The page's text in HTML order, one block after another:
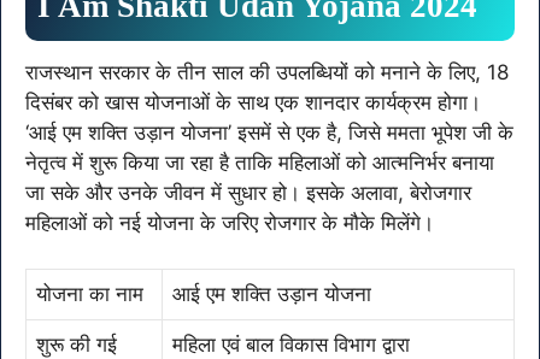
राजस्थान सरकार के तीन साल की उपलब्धियों को मनाने के लिए, 18
दिसंबर को खास योजनाओं के साथ एक शानदार कार्यक्रम होगा।
‘आई एम शक्ति उड़ान योजना’ इसमें से एक है, जिसे ममता भूपेश जी के
नेतृत्व में शुरू किया जा रहा है ताकि महिलाओं को आत्मनिर्भर बनाया
जा सके और उनके जीवन में सुधार हो। इसके अलावा, बेरोजगार
महिलाओं को नई योजना के जरिए रोजगार के मौके मिलेंगे।
योजना का नाम आई एम शक्ति उड़ान योजना
शुरू की गई महिला एवं बाल विकास विभाग द्वारा